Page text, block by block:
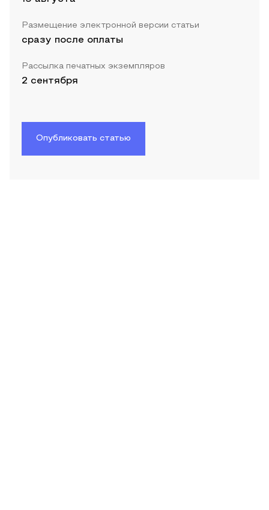
Размещение электронной версии статьи
сразу после оплаты
Рассылка печатных экземпляров
2 сентября
Опубликовать статью